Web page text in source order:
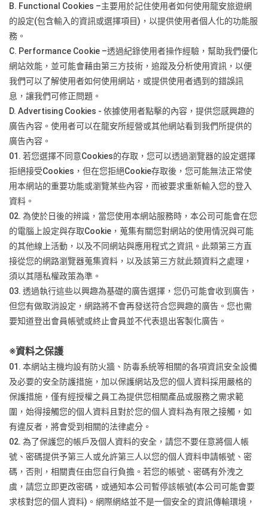
B. Functional Cookies –主要用於記住使用者如何使用龍安旅遊網
的設定(包含輸入的資訊或選擇項目)，以提供使用者個人化的功能服
務。
C. Performance Cookie –透過紀錄使用者操作經驗，幫助我們優化
網站效能，並可能會藉由第三方技術，追蹤及分析使用資訊，以便
我們可以了解使用者如何使用網站，或提供使用者遇到的錯誤訊
息，讓我們可修正問題。
D. Advertising Cookies - 依據使用者點擊的內容，提供您感興趣的
廣告內容。使用者可以在龍安所經營或其他網站看到我們所提供的
廣告內容。
01. 若您選擇不同意Cookies的存取，您可以透過瀏覽器的設定選擇
拒絕接受Cookies，但在您拒絕Cookie存取後，您可能無法正常使
用本網站的重要功能或瀏覽某些內容，而被要求重新輸入您的登入
資料。
02. 為使於日後的辨識，當您使用本網站服務時，本公司可能會在您
的電腦上設定與存取Cookie，蒐集有關您對網站的使用情況與可能
的其他線上活動，以及不同網站與應用程式之資訊。此類第三方直
接從您的網路瀏覽器蒐集資料，以及該第三方就此類資料之處理，
須以其隱私權政策為準。
03. 透過執行這些以興趣為基礎的廣告選擇，您仍可能會收到廣告，
但您有做取消設定，網路將不會再發送符合您興趣的廣告。您也需
要知道登出會員帳號或終止會員並不代表退出客製化廣告。
※資料之保護
01. 本網站主機均設有防火牆、防毒系統等相關的各項資訊安全設備
及必要的安全防護措施，加以保護網站及您的個人資料採用嚴格的
保護措施，僅有經授權之員工為提供您相關產品或服務之需求範
圍，始得接觸您的個人資料且對於您的個人資料為有限之接觸，如
有違反者，將會受到相關的法律處分。
02. 為了保護您的帳戶及個人資料的安全，請您不要任意將個人帳
號、密碼提供予第三人或允許第三人以您的個人資料申請帳號、密
碼，否則，相關責任由您自行負擔。若您的帳號、密碼有外洩之
虞，請您立即更改密碼，或通知本公司暫停該帳號(本公司可能會要
求核對您的個人資料)。網際網絡並不是一個安全的資訊傳輸環境，